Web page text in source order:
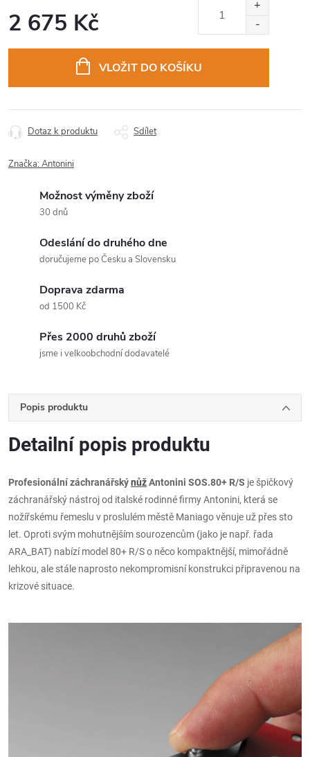
2 675 Kč
VLOŽIT DO KOŠÍKU
Dotaz k produktu Sdílet
Značka:Antonini
Možnost výměny zboží
30 dnů
Odeslání do druhého dne
doručujeme po Česku a Slovensku
Doprava zdarma
od 1500 Kč
Přes 2000 druhů zboží
jsme i velkoobchodní dodavatelé
Popis produktu
Detailní popis produktu
Profesionální záchranářskýnůžAntonini SOS.80+ R/S je špičkový
záchranářský nástroj od italské rodinné firmy Antonini, která se
nožířskému řemeslu v proslulém městě Maniago věnuje už přes sto
let. Oproti svým mohutnějším sourozencům (jako je např. řada
ARA_BAT) nabízí model 80+ R/S o něco kompaktnější, mimořádně
lehkou, ale stále naprosto nekompromisní konstrukci připravenou na
krizové situace.